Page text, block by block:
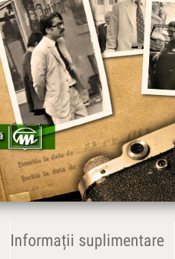
Informații suplimentare